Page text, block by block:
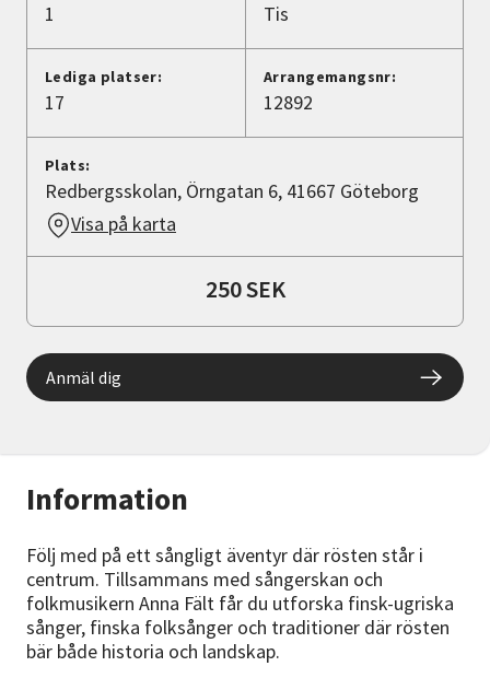
Information
Följ med på ett sångligt äventyr där rösten står i
centrum. Tillsammans med sångerskan och
folkmusikern Anna Fält får du utforska finsk-ugriska
sånger, finska folksånger och traditioner där rösten
bär både historia och landskap.
1 Tis
Lediga platser:
17
Arrangemangsnr:
12892
Plats:
Redbergsskolan, Örngatan 6, 41667 Göteborg
Visa på karta
250 SEK
Anmäl dig